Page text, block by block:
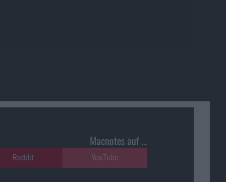
Macnotes auf …
Reddit YouTube